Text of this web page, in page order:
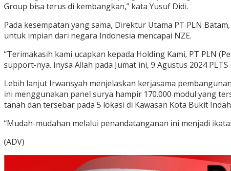
Group bisa terus di kembangkan,” kata Yusuf Didi.
Pada kesempatan yang sama, Direktur Utama PT PLN
untuk impian dari negara Indonesia mencapai NZE.
“Terimakasih kami ucapkan kepada Holding Kami, PT PLN
support-nya. Inysa Allah pada Jumat ini, 9 Agustus 2024
Lebih lanjut Irwansyah menjelaskan kerjasama
ini menggunakan panel surya hampir 170.000 modul yang
tanah dan tersebar pada 5 lokasi di Kawasan Kota Bukit
“Mudah-mudahan melalui penandatanganan ini menjadi
(ADV)